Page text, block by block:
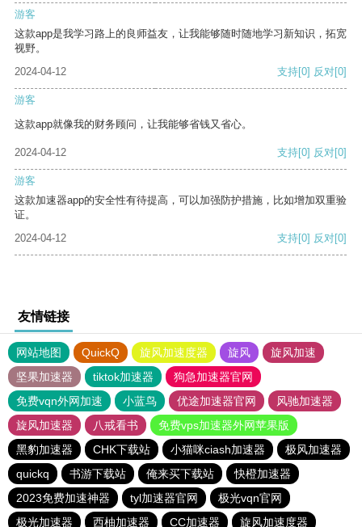
游客
这款app是我学习路上的良师益友，让我能够随时随地学习新知识，拓宽
视野。
2024-04-12
支持[0] 反对[0]
游客
这款app就像我的财务顾问，让我能够省钱又省心。
2024-04-12 支持[0] 反对[0]
游客
这款加速器app的安全性有待提高，可以加强防护措施，比如增加双重验
证。
2024-04-12
支持[0] 反对[0]
友情链接
网站地图 QuickQ 旋风加速度器 旋风
旋风加速
坚果加速器
tiktok加速器
狗急加速器官网
免费vqn外网加速
小蓝鸟 优途加速器官网
风驰加速器
旋风加速器
八戒看书
免费vps加速器外网苹果版
黑豹加速器
CHK下载站 小猫咪ciash加速器
极风加速器
quickq
书游下载站 俺来买下载站
快橙加速器
2023免费加速神器
tyl加速器官网
极光vqn官网
极光加速器
西柚加速器 CC加速器 旋风加速度器